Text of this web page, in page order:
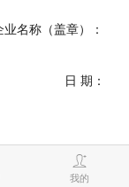
）：
我的